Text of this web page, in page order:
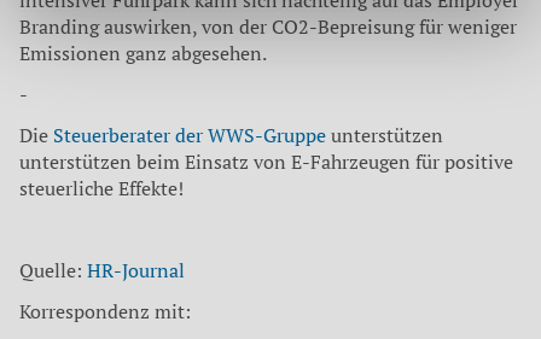
Branding auswirken, von der CO2-Bepreisung für weniger
Emissionen ganz abgesehen.
-
Die Steuerberater der WWS-Gruppeunterstützen
unterstützen beim Einsatz von E-Fahrzeugen für positive
steuerliche Effekte!
Quelle: HR-Journal
Korrespondenz mit: